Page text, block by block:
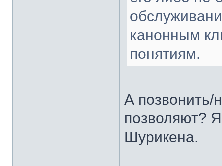
канонным
понятиям.
А позвонить/
позволяют?
Шурикена.